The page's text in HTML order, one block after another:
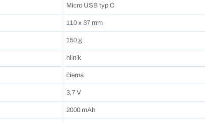
Micro USB typ C
110 x 37 mm
150 g
hliník
čierna
3,7 V
2000 mAh